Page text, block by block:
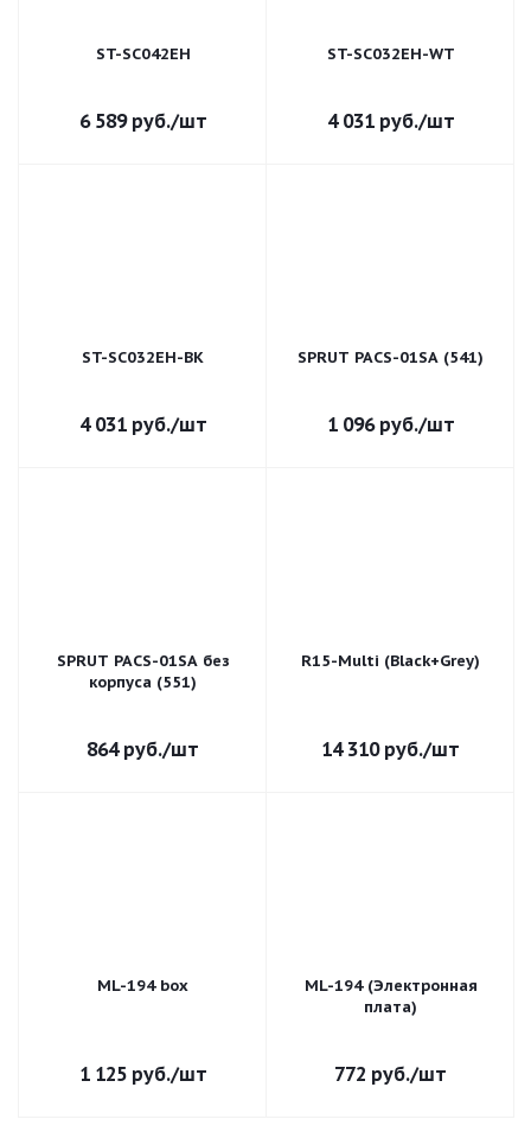
ST-SC042EH
6 589руб./шт
ST-SC032EH-WT
4 031руб./шт
ST-SC032EH-BK
4 031руб./шт
SPRUT PACS-01SA (541)
1 096руб./шт
SPRUT PACS-01SA без
корпуса (551)
864руб./шт
R15-Multi (Black+Grey)
14 310руб./шт
ML-194 box
1 125руб./шт
ML-194 (Электронная
плата)
772 руб./шт